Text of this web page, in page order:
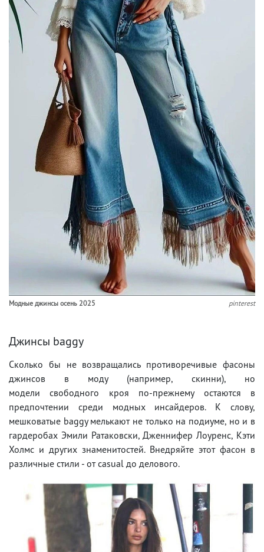
Модные джинсы осень 2025 pinterest
Джинсы baggy
Сколько бы не возвращались противоречивые фасоны
джинсов в моду (например, скинни), но
модели свободного кроя по-прежнему остаются в
предпочтении среди модных инсайдеров. К слову,
мешковатые baggy мелькают не только на подиуме, но и в
гардеробах Эмили Ратаковски, Дженнифер Лоуренс, Кэти
Холмс и других знаменитостей. Внедряйте этот фасон в
различные стили - от casual до делового.